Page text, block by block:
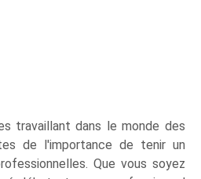
travaillant dans le monde des
de l'importance de tenir un
Que vous soyez